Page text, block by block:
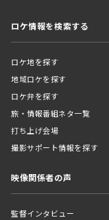
ロケ情報を検索する
ロケ地を探す
地域ロケを探す
ロケ弁を探す
旅・情報番組ネタ一覧
打ち上げ会場
撮影サポート情報を探す
映像関係者の声
監督インタビュー